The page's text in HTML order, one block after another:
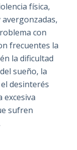
física,
con
frecuentes la
la dificultad
sueño, la
desinterés
excesiva
sufren